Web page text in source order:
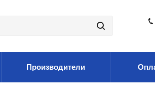
Производители